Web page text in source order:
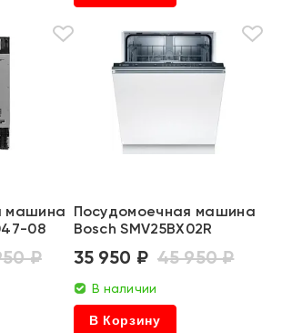
машина
08
₽
Посудомоечная машина
Bosch SMV25BX02R
35 950 ₽ 45 950 ₽
В наличии
В Корзину